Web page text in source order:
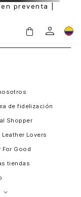
preventa |
de fidelización
Shopper
Leather Lovers
For Good
tiendas